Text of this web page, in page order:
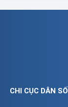
CHI CỤC DÂN